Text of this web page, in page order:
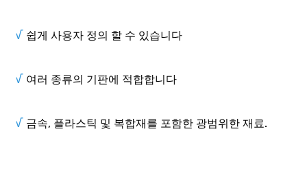
√ 쉽게 사용자 정의 할 수 있습니다
√ 여러 종류의 기판에 적합합니다
√ 금속, 플라스틱 및 복합재를 포함한 광범위한 재료.